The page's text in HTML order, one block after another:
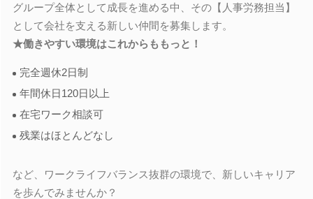
グループ全体として成長を進める中、その【人事労務担当】
として会社を支える新しい仲間を募集します。
★働きやすい環境はこれからももっと！
完全週休2日制
年間休日120日以上
在宅ワーク相談可
残業はほとんどなし
など、ワークライフバランス抜群の環境で、新しいキャリア
を歩んでみませんか？